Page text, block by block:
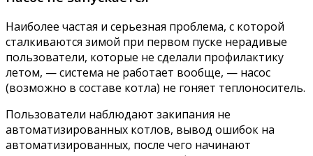
Наиболее частая и серьезная проблема, с которой
сталкиваются зимой при первом пуске нерадивые
пользователи, которые не сделали профилактику
летом, — система не работает вообще, — насос
(возможно в составе котла) не гоняет теплоноситель.
Пользователи наблюдают закипания не
автоматизированных котлов, вывод ошибок на
автоматизированных, после чего начинают